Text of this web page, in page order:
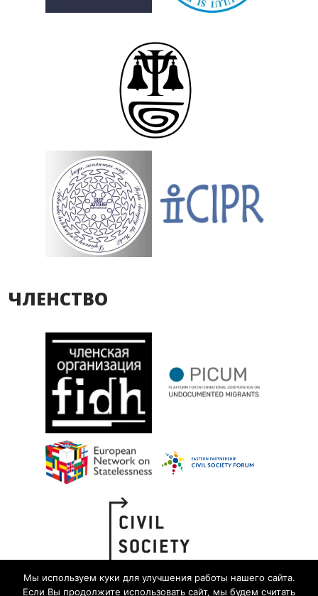
ЧЛЕНСТВО
Мы используем куки для улучшения работы нашего сайта.
Если Вы продолжите использовать сайт, мы будем считать